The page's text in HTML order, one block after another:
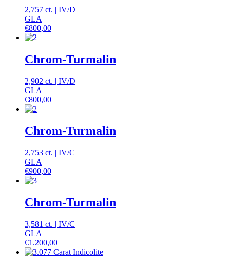
2,757 ct. | IV/D
GLA
€800,00
Chrom-Turmalin
2,902 ct. | IV/D
GLA
€800,00
Chrom-Turmalin
2,753 ct. | IV/C
GLA
€900,00
Chrom-Turmalin
3,581 ct. | IV/C
GLA
€1.200,00